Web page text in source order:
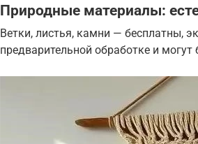
Природные материалы:
Ветки, листья, камни — бесплатны,
предварительной обработке и